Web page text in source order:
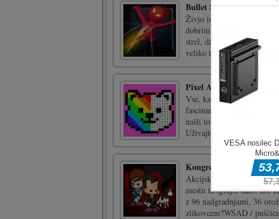
Bullet Shooter
Živjo in dobrodošli v Bullet
dobrim ljudem od slabih
strel, da ne izgubite tarče,
veliko tarč in do 51 [...]
Pixel Art – Barva po
Vse, kar morate storiti, je,
fascinantno barvno
našli toliko brezplačnih
Uživajte v slikanju in b [...]
Kongresne legende
Akcijski platformni RPG iz
mestu in igrajte tako, kot
z 96 nadgradnjami, 36
zlikovcem?WSAD /